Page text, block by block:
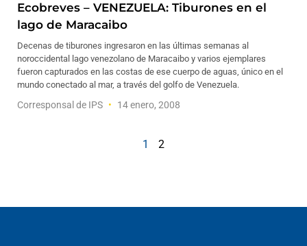
Ecobreves – VENEZUELA: Tiburones en el
lago de Maracaibo
Decenas de tiburones ingresaron en las últimas semanas al
noroccidental lago venezolano de Maracaibo y varios ejemplares
fueron capturados en las costas de ese cuerpo de aguas, único en el
mundo conectado al mar, a través del golfo de Venezuela.
Corresponsal de IPS 14 enero, 2008
1 2